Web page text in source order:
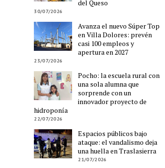
del Queso
30/07/2026
Avanza el nuevo Súper Top
en Villa Dolores: prevén
casi 100 empleos y
apertura en 2027
23/07/2026
Pocho: la escuela rural con
una sola alumna que
sorprende con un
innovador proyecto de
hidroponía
22/07/2026
Espacios públicos bajo
ataque: el vandalismo deja
una huella en Traslasierra
21/07/2026